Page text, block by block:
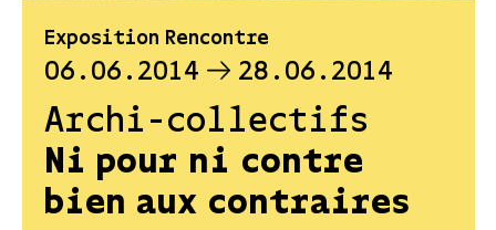
Exposition Rencontre
06.06.2014 28.06.2014
Archi-collectifs
Ni pour ni contre
bien aux contraires